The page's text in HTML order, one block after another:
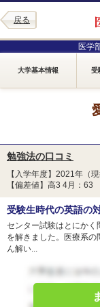
戻る
医学
大学基本情報 受
勉強法の口コミ
【入学年度】2021年（現
【偏差値】高3 4月：
受験生時代の英語の
センター試験はとにかく
を解きました。医療系
ん解い...